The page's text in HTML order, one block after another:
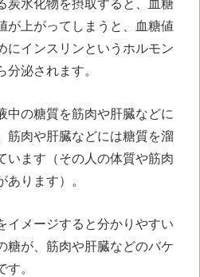
炭水化物を摂取すると、血糖
が上がってしまうと、血糖値
にインスリンというホルモン
分泌されます。
中の糖質を筋肉や肝臓などに
筋肉や肝臓などには糖質を溜
います（その人の体質や筋肉
ります）。
イメージすると分かりやすい
糖が、筋肉や肝臓などのバケ
。